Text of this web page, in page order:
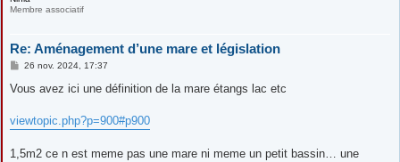
Membre associatif
Re: Aménagement d’une mare et législation
M
s
g
e
26 nov. 2024, 17:37
Vous avez ici une définition de la mare étangs lac etc
viewtopic.php?p=900#p900
1,5m2 ce n est meme pas une mare ni meme un petit bassin… une